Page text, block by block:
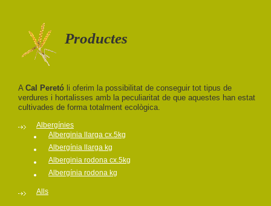
Productes
A Cal Peretó li oferim la possibilitat de conseguir tot tipus de
verdures i hortalisses amb la peculiaritat de que aquestes han estat
cultivades de forma totalment ecològica.
Albergínies
Alberginia llarga cx.5kg
Albergínia llarga kg
Alberginia rodona cx.5kg
Albergínia rodona kg
Alls